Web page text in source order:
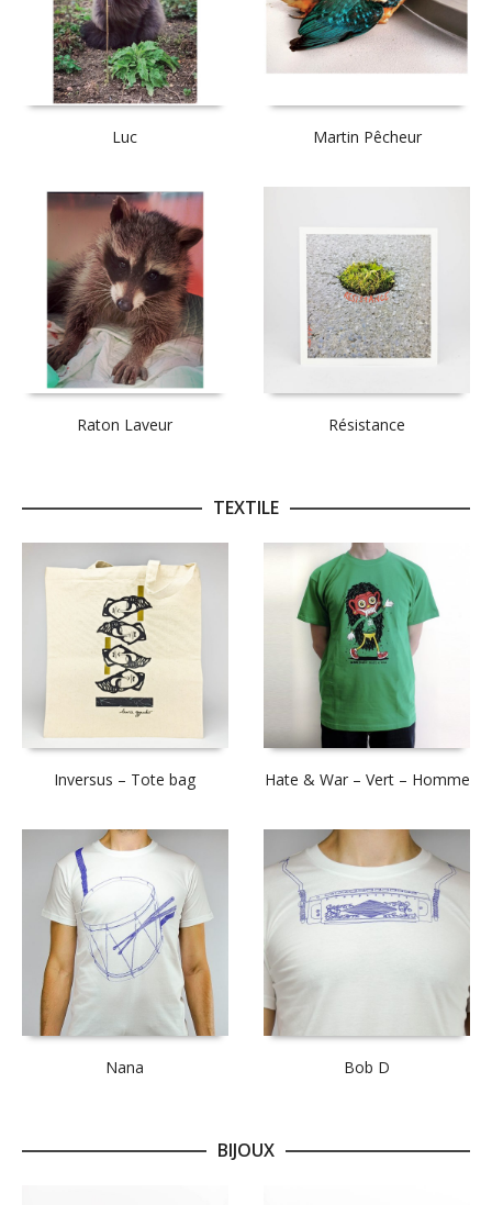
Luc Martin Pêcheur
Raton Laveur Résistance
TEXTILE
Inversus – Tote bag Hate & War – Vert – Homme
Nana Bob D
BIJOUX